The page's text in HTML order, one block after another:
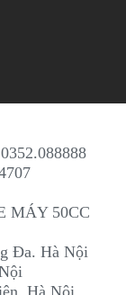
MÁY 50CC
Đa. Hà Nội
Hà Nội